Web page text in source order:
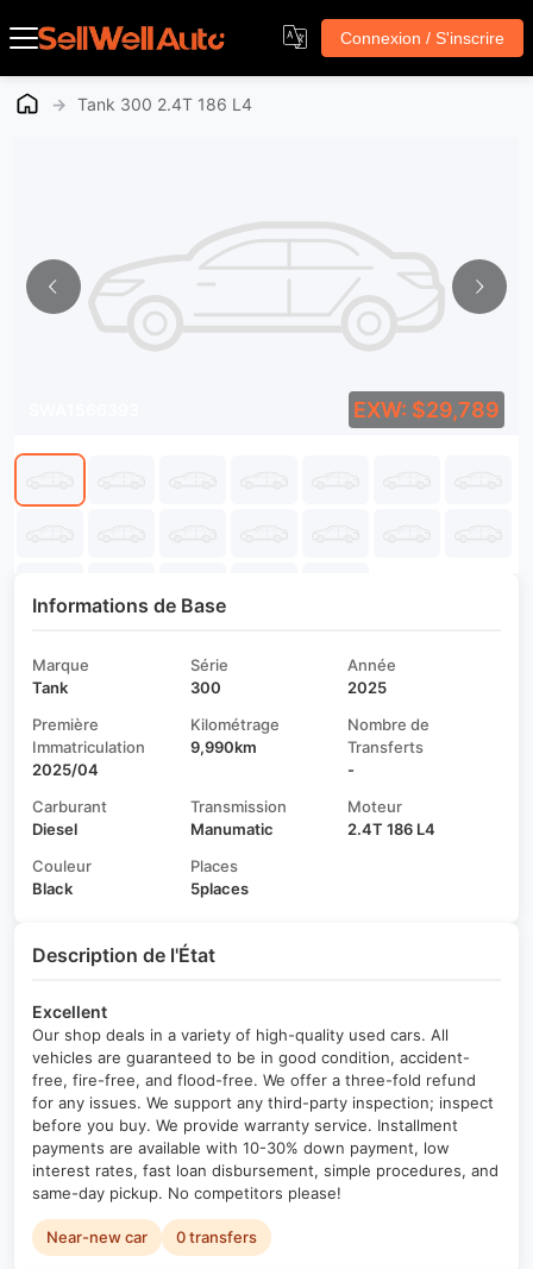
Connexion / S'inscrire
→ Tank 300 2.4T 186 L4
EXW: $29,789
Informations de Base
Marque
Tank
Série
300
Année
2025
Première
Immatriculation
2025/04
Kilométrage
9,990km
Nombre de
Transferts
-
Carburant
Diesel
Transmission
Manumatic
Moteur
2.4T 186 L4
Couleur
Black
Places
5places
Description de l'État
Excellent
Our shop deals in a variety of high-quality used cars. All
vehicles are guaranteed to be in good condition, accident-
free, fire-free, and flood-free. We offer a three-fold refund
for any issues. We support any third-party inspection; inspect
before you buy. We provide warranty service. Installment
payments are available with 10-30% down payment, low
interest rates, fast loan disbursement, simple procedures, and
same-day pickup. No competitors please!
Near-new car 0 transfers